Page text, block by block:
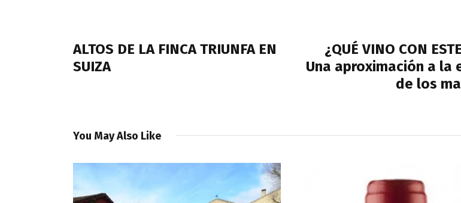
entradas
ALTOS DE LA FINCA TRIUNFA EN
SUIZA
¿QUÉ VINO CON
Una aproximación a la
de los
You May Also Like